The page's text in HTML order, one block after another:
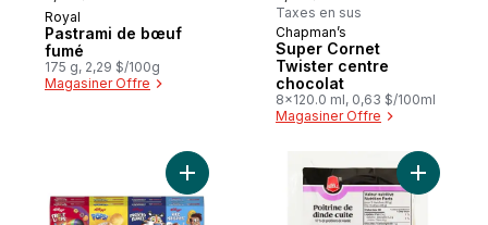
Préparé au Canada
Royal
Pastrami de bœuf
fumé
175 g, 2,29 $/100g
Magasiner Offre
Taxes en sus
Préparé au Canada
Chapman’s
Super Cornet
Twister centre
chocolat
8x120.0 ml, 0,63 $/100ml
Magasiner Offre
Ajouter Sachets Fun Pac des céréales au
Ajouter